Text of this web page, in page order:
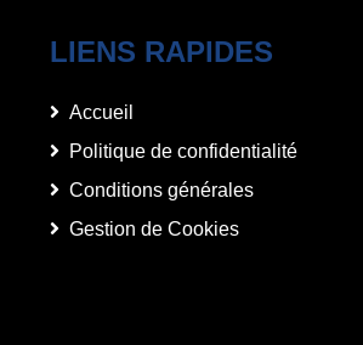
LIENS RAPIDES
Accueil
Politique de confidentialité
Conditions générales
Gestion de Cookies